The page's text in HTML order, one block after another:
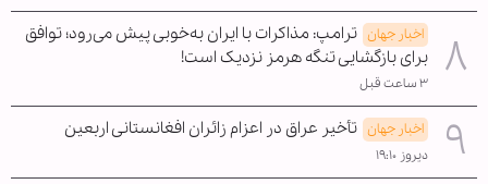
اخبار جهان ترامپ: مذاکرات با ایران به‌خوبی پیش می‌رود؛ توافق
برای بازگشایی تنگه هرمز نزدیک است!
۳ ساعت قبل
اخبار جهان تأخیر عراق در اعزام زائران افغانستانی اربعین
دیروز ۱۹:۱۰